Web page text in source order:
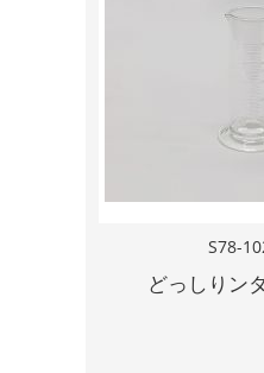
S78-
どっしりン